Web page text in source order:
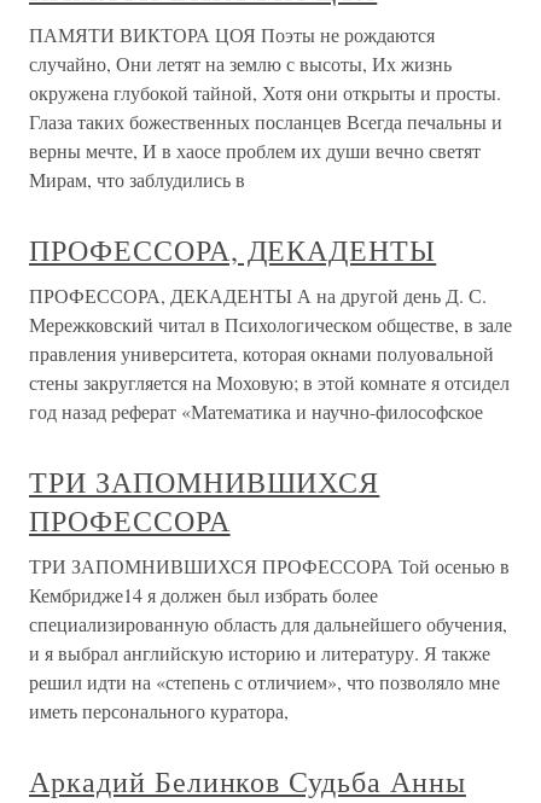
ПАМЯТИ ВИКТОРА ЦОЯ Поэты не рождаются
случайно, Они летят на землю с высоты, Их жизнь
окружена глубокой тайной, Хотя они открыты и просты.
Глаза таких божественных посланцев Всегда печальны и
верны мечте, И в хаосе проблем их души вечно светят
Мирам, что заблудились в
ПРОФЕССОРА, ДЕКАДЕНТЫ
ПРОФЕССОРА, ДЕКАДЕНТЫ А на другой день Д. С.
Мережковский читал в Психологическом обществе, в зале
правления университета, которая окнами полуовальной
стены закругляется на Моховую; в этой комнате я отсидел
год назад реферат «Математика и научно-философское
ТРИ ЗАПОМНИВШИХСЯ
ПРОФЕССОРА
ТРИ ЗАПОМНИВШИХСЯ ПРОФЕССОРА Той осенью в
Кембридже14 я должен был избрать более
специализированную область для дальнейшего обучения,
и я выбрал английскую историю и литературу. Я также
решил идти на «степень с отличием», что позволяло мне
иметь персонального куратора,
Аркадий Белинков Судьба Анны